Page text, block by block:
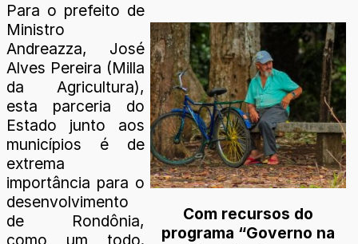
Com recursos do
programa “Governo na
Para o prefeito de
Ministro
Andreazza, José
Alves Pereira (Milla
da Agricultura),
esta parceria do
Estado junto aos
municípios é de
extrema
importância para o
desenvolvimento
de Rondônia,